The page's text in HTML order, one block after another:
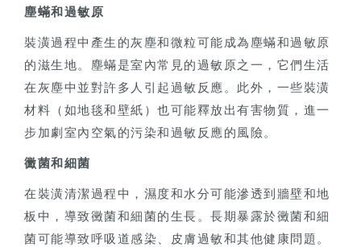
塵蟎和過敏原
裝潢過程中產生的灰塵和微粒可能成為塵蟎和過敏原
的滋生地。塵蟎是室內常見的過敏原之一，它們生活
在灰塵中並對許多人引起過敏反應。此外，一些裝潢
材料（如地毯和壁紙）也可能釋放出有害物質，進一
步加劇室內空氣的污染和過敏反應的風險。
黴菌和細菌
在裝潢清潔過程中，濕度和水分可能滲透到牆壁和地
板中，導致黴菌和細菌的生長。長期暴露於黴菌和細
菌可能導致呼吸道感染、皮膚過敏和其他健康問題。